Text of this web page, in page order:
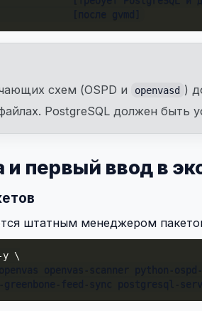
схем (OSPD и
openvasd )
PostgreSQL должен быть
и первый ввод в
штатным менеджером
y \